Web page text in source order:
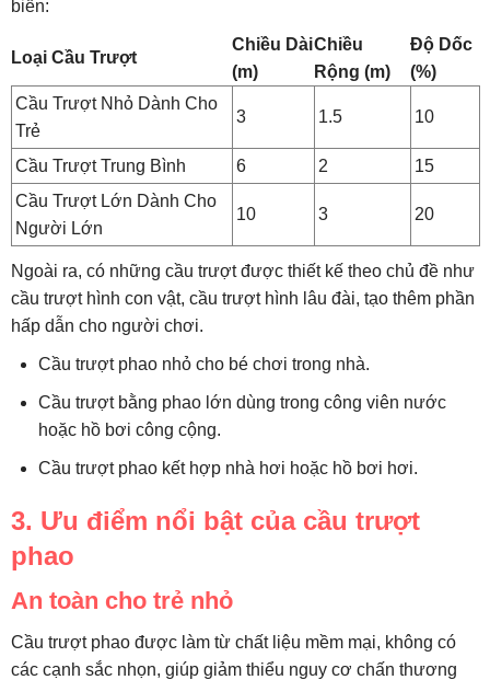
biến:
Loại Cầu Trượt
Chiều Dài
(m)
Chiều
Rộng (m)
Độ Dốc
(%)
Cầu Trượt Nhỏ Dành Cho
Trẻ
3 1.5 10
Cầu Trượt Trung Bình 6 2
15
Cầu Trượt Lớn Dành Cho
Người Lớn
10 3 20
Ngoài ra, có những cầu trượt được thiết kế theo chủ đề như
cầu trượt hình con vật, cầu trượt hình lâu đài, tạo thêm phần
hấp dẫn cho người chơi.
Cầu trượt phao nhỏ cho bé chơi trong nhà.
Cầu trượt bằng phao lớn dùng trong công viên nước
hoặc hồ bơi công cộng.
Cầu trượt phao kết hợp nhà hơi hoặc hồ bơi hơi.
3. Ưu điểm nổi bật của cầu trượt
phao
An toàn cho trẻ nhỏ
Cầu trượt phao được làm từ chất liệu mềm mại, không có
các cạnh sắc nhọn, giúp giảm thiểu nguy cơ chấn thương